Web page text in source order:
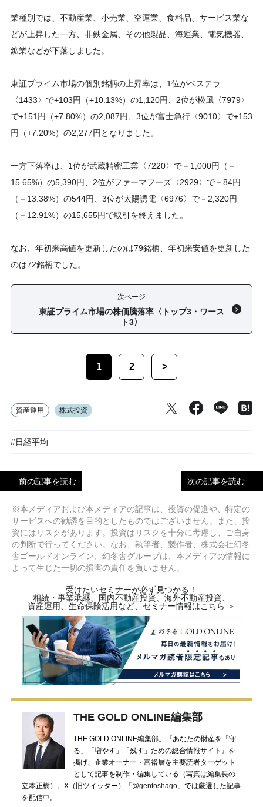
業種別では、不動産業、小売業、空運業、食料品、サービス業な
どが上昇した一方、非鉄金属、その他製品、海運業、電気機器、
鉱業などが下落しました。
東証プライム市場の個別銘柄の上昇率は、1位がベステラ
〈1433〉で+103円（+10.13%）の1,120円、2位が松風〈7979〉
で+151円（+7.80%）の2,087円、3位が富士急行〈9010〉で+153
円（+7.20%）の2,277円となりました。
一方下落率は、1位が武蔵精密工業〈7220〉で－1,000円（－
15.65%）の5,390円、2位がファーマフーズ〈2929〉で－84円
（－13.38%）の544円、3位が太陽誘電〈6976〉で－2,320円
（－12.91%）の15,655円で取引を終えました。
なお、年初来高値を更新したのは79銘柄、年初来安値を更新した
のは72銘柄でした。
次ページ
東証プライム市場の株価騰落率〈トップ3・ワース
ト3〉
1 2 >
資産運用 株式投資
#日経平均
前の記事を読む 次の記事を読む
※本メディアおよび本メディアの記事は、投資の促進や、特定の
サービスへの勧誘を目的としたものではございません。また、投
資にはリスクがあります。投資はリスクを十分に考慮し、ご自身
の判断で行ってください。なお、執筆者、製作者、株式会社幻冬
舎ゴールドオンライン、幻冬舎グループは、本メディアの情報に
よって生じた一切の損害の責任を負いません。
受けたいセミナーが必ず見つかる！
相続・事業承継、国内不動産投資、海外不動産投資、
資産運用、生命保険活用など、セミナー情報はこちら ＞
THE GOLD ONLINE編集部
THE GOLD ONLINE編集部。『あなたの財産を「守
る」「増やす」「残す」ための総合情報サイト』を
掲げ、企業オーナー・富裕層を主要読者ターゲット
として記事を制作・編集している（写真は編集長の
立本正樹）。X（旧ツイッター）
「@gentoshago」 では厳選した記事
を配信中。